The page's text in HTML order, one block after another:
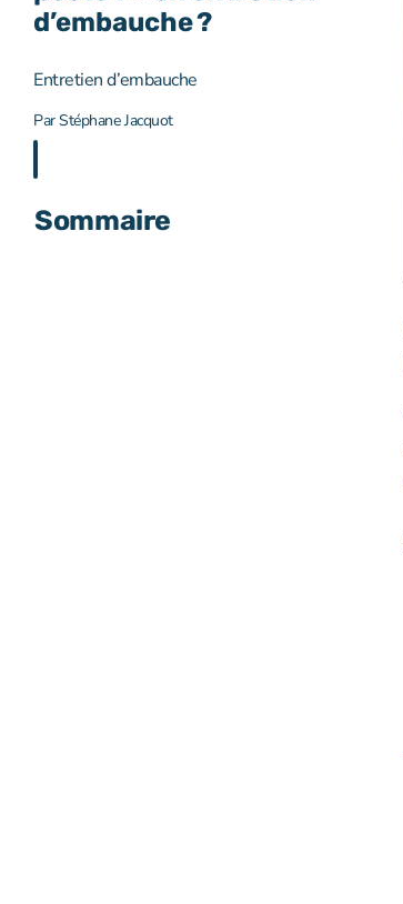
d’embauche ?
Entretien d’embauche
ParStéphane Jacquot
Sommaire